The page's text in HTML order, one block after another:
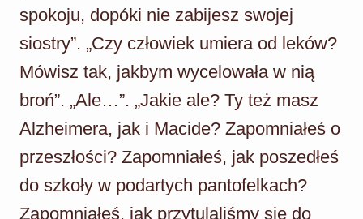
spokoju, dopóki nie zabijesz swojej
siostry”. „Czy człowiek umiera od leków?
Mówisz tak, jakbym wycelowała w nią
broń”. „Ale…”. „Jakie ale? Ty też masz
Alzheimera, jak i Macide? Zapomniałeś o
przeszłości? Zapomniałeś, jak poszedłeś
do szkoły w podartych pantofelkach?
Zapomniałeś, jak przytulaliśmy się do